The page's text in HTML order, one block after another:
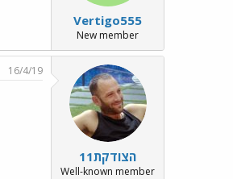
Vertigo555
New member
הצודקת11
Well-known member
16/4/19